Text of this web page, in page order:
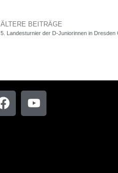
ÄLTERE BEITRÄGE
5. Landesturnier der D-Juniorinnen in Dresden